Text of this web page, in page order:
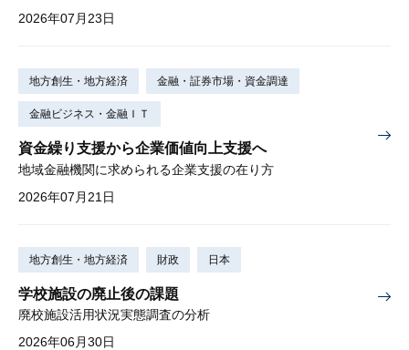
2026年07月23日
地方創生・地方経済 金融・証券市場・資金調達
金融ビジネス・金融ＩＴ
資金繰り支援から企業価値向上支援へ
地域金融機関に求められる企業支援の在り方
2026年07月21日
地方創生・地方経済 財政 日本
学校施設の廃止後の課題
廃校施設活用状況実態調査の分析
2026年06月30日